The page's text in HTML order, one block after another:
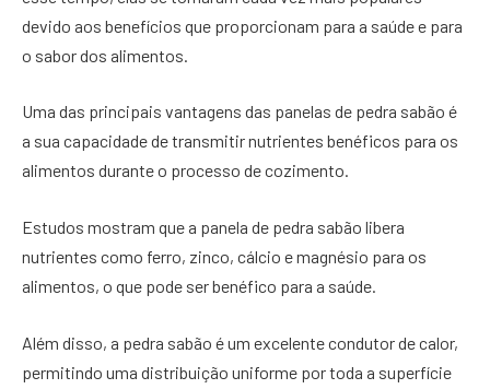
devido aos benefícios que proporcionam para a saúde e para
o sabor dos alimentos.
Uma das principais vantagens das panelas de pedra sabão é
a sua capacidade de transmitir nutrientes benéficos para os
alimentos durante o processo de cozimento.
Estudos mostram que a panela de pedra sabão libera
nutrientes como ferro, zinco, cálcio e magnésio para os
alimentos, o que pode ser benéfico para a saúde.
Além disso, a pedra sabão é um excelente condutor de calor,
permitindo uma distribuição uniforme por toda a superfície